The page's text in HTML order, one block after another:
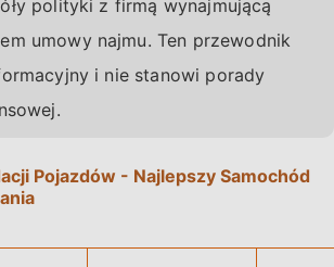
polityki z firmą wynajmującą
umowy najmu. Ten przewodnik
i nie stanowi porady
Pojazdów - Najlepszy Samochód